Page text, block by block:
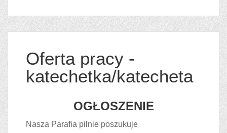
Oferta pracy -
katechetka/katecheta
OGŁOSZENIE
Nasza Parafia pilnie poszukuje